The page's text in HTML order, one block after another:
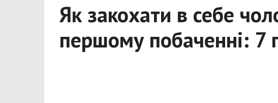
Як закохати в себе
першому побаченні: 7